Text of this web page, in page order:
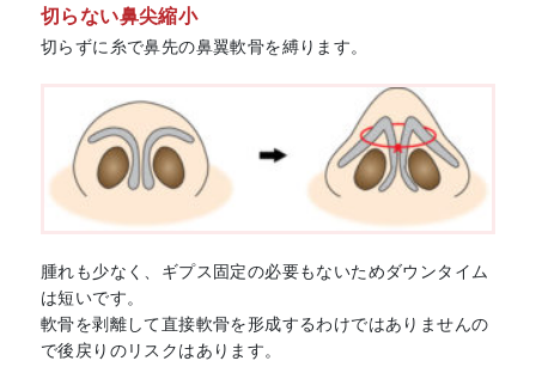
切らない鼻尖縮小
切らずに糸で鼻先の鼻翼軟骨を縛ります。
腫れも少なく、ギプス固定の必要もないためダウンタイム
は短いです。
軟骨を剥離して直接軟骨を形成するわけではありませんの
で後戻りのリスクはあります。